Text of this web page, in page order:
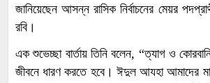
জানিয়েছেন আসন্ন রাসিক নির্বাচনের মেয়র
রবি।
এক শুভেচ্ছা বার্তায় তিনি বলেন, “ত্যাগ ও
জীবনে ধারণ করতে হবে। ঈদুল আযহা আমাদের